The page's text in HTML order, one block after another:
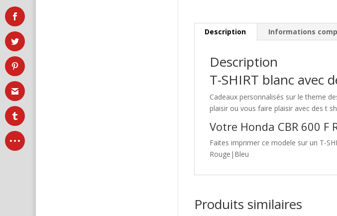
Description Informations
Description
T-SHIRT blanc avec
Cadeaux personnalisés sur le theme
plaisir ou vous faire plaisir avec des t
Votre Honda CBR 600 F
Faites imprimer ce modele sur un T-
Rouge|Bleu
Produits similaires